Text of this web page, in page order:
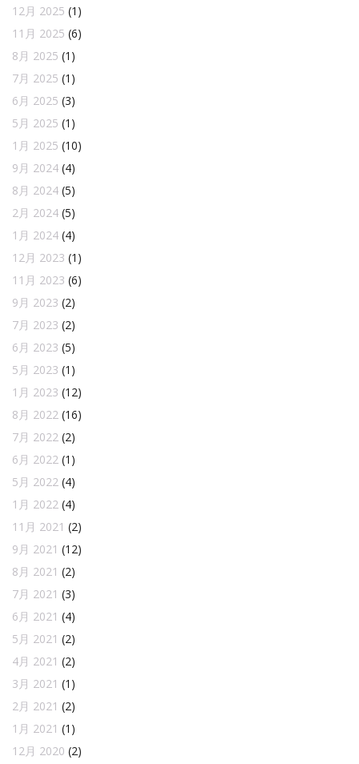
12月 2025 (1)
11月 2025 (6)
8月 2025 (1)
7月 2025 (1)
6月 2025 (3)
5月 2025 (1)
1月 2025 (10)
9月 2024 (4)
8月 2024 (5)
2月 2024 (5)
1月 2024 (4)
12月 2023 (1)
11月 2023 (6)
9月 2023 (2)
7月 2023 (2)
6月 2023 (5)
5月 2023 (1)
1月 2023 (12)
8月 2022 (16)
7月 2022 (2)
6月 2022 (1)
5月 2022 (4)
1月 2022 (4)
11月 2021 (2)
9月 2021 (12)
8月 2021 (2)
7月 2021 (3)
6月 2021 (4)
5月 2021 (2)
4月 2021 (2)
3月 2021 (1)
2月 2021 (2)
1月 2021 (1)
12月 2020 (2)